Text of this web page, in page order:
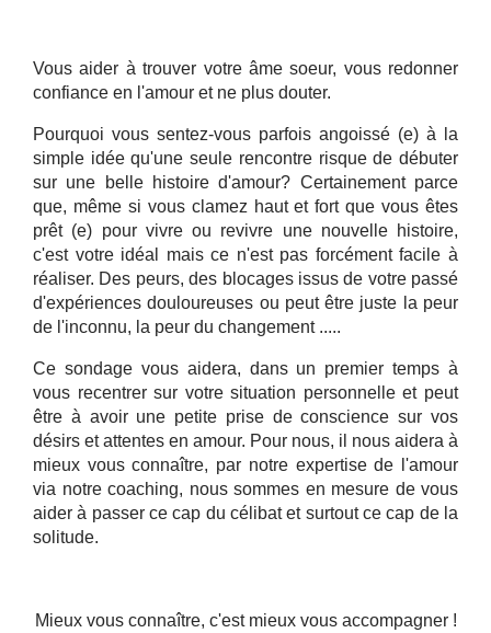
Vous aider à trouver votre âme soeur, vous redonner
confiance en l'amour et ne plus douter.
Pourquoi vous sentez-vous parfois angoissé (e) à la
simple idée qu'une seule rencontre risque de débuter
sur une belle histoire d'amour? Certainement parce
que, même si vous clamez haut et fort que vous êtes
prêt (e) pour vivre ou revivre une nouvelle histoire,
c'est votre idéal mais ce n'est pas forcément facile à
réaliser. Des peurs, des blocages issus de votre passé
d'expériences douloureuses ou peut être juste la peur
de l'inconnu, la peur du changement .....
Ce sondage vous aidera, dans un premier temps à
vous recentrer sur votre situation personnelle et peut
être à avoir une petite prise de conscience sur vos
désirs et attentes en amour. Pour nous, il nous aidera à
mieux vous connaître, par notre expertise de l'amour
via notre coaching, nous sommes en mesure de vous
aider à passer ce cap du célibat et surtout ce cap de la
solitude.
Mieux vous connaître, c'est mieux vous accompagner !